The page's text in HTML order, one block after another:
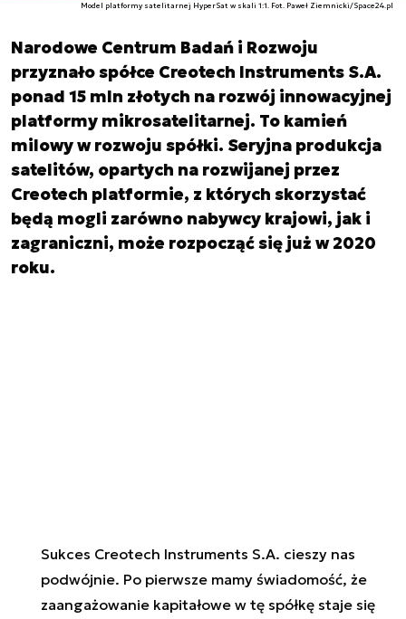
Model platformy satelitarnej HyperSat w skali 1:1. Fot. Paweł Ziemnicki/Space24.pl
Narodowe Centrum Badań i Rozwoju
przyznało spółce Creotech Instruments S.A.
ponad 15 mln złotych na rozwój innowacyjnej
platformy mikrosatelitarnej. To kamień
milowy w rozwoju spółki. Seryjna produkcja
satelitów, opartych na rozwijanej przez
Creotech platformie, z których skorzystać
będą mogli zarówno nabywcy krajowi, jak i
zagraniczni, może rozpocząć się już w 2020
roku.
Sukces Creotech Instruments S.A. cieszy nas
podwójnie. Po pierwsze mamy świadomość, że
zaangażowanie kapitałowe w tę spółkę staje się